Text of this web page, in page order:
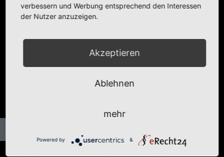
verbessern und Werbung entsprechend den Interessen
der Nutzer anzuzeigen.
Akzeptieren
Ablehnen
mehr
Powered by &